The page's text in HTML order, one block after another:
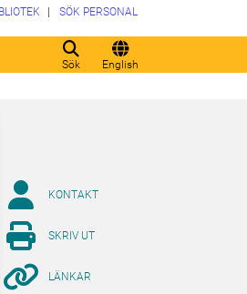
Sök English
SÖK PERSONAL
KONTAKT
SKRIV UT
LÄNKAR